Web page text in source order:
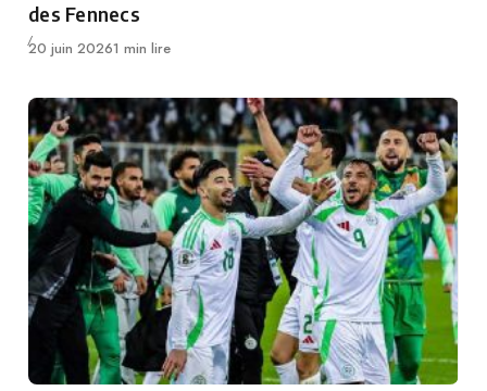
des Fennecs
Publié
20 juin 20261 min lire